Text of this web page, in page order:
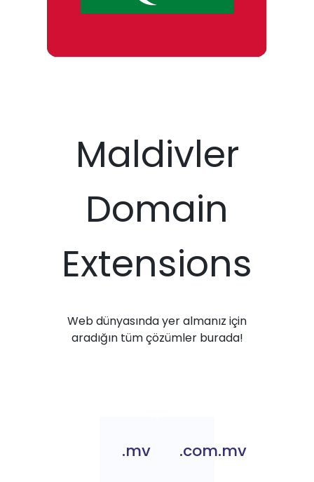
Maldivler
Domain
Extensions
Web dünyasında yer almanız için
aradığın tüm çözümler burada!
.mv .com.mv